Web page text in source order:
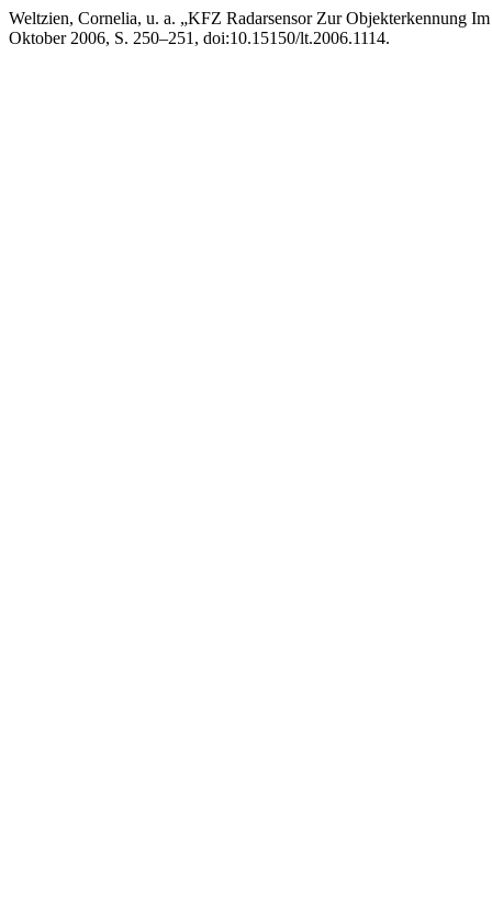
Weltzien, Cornelia, u. a. „KFZ Radarsensor Zur Objekterkennung
Oktober 2006, S. 250–251, doi:10.15150/lt.2006.1114.